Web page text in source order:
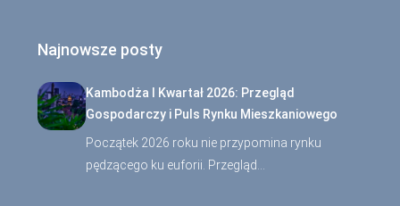
Najnowsze posty
Kambodża I Kwartał 2026: Przegląd
Gospodarczy i Puls Rynku Mieszkaniowego
Początek 2026 roku nie przypomina rynku
pędzącego ku euforii. Przegląd…